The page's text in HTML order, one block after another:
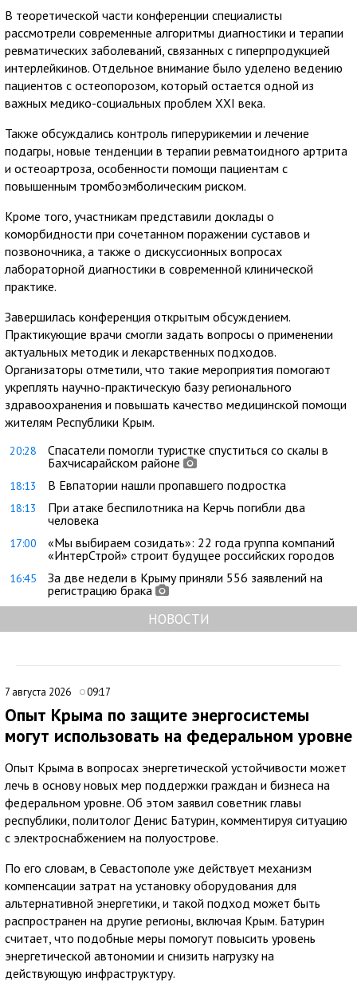
В теоретической части конференции специалисты
рассмотрели современные алгоритмы диагностики и терапии
ревматических заболеваний, связанных с гиперпродукцией
интерлейкинов. Отдельное внимание было уделено ведению
пациентов с остеопорозом, который остается одной из
важных медико-социальных проблем XXI века.
Также обсуждались контроль гиперурикемии и лечение
подагры, новые тенденции в терапии ревматоидного артрита
и остеоартроза, особенности помощи пациентам с
повышенным тромбоэмболическим риском.
Кроме того, участникам представили доклады о
коморбидности при сочетанном поражении суставов и
позвоночника, а также о дискуссионных вопросах
лабораторной диагностики в современной клинической
практике.
Завершилась конференция открытым обсуждением.
Практикующие врачи смогли задать вопросы о применении
актуальных методик и лекарственных подходов.
Организаторы отметили, что такие мероприятия помогают
укреплять научно-практическую базу регионального
здравоохранения и повышать качество медицинской помощи
жителям Республики Крым.
20:28
Спасатели помогли туристке спуститься со скалы в
Бахчисарайском районе
18:13 В Евпатории нашли пропавшего подростка
18:13
При атаке беспилотника на Керчь погибли два
человека
17:00
«Мы выбираем созидать»: 22 года группа компаний
«ИнтерСтрой» строит будущее российских городов
16:45
За две недели в Крыму приняли 556 заявлений на
регистрацию брака
НОВОСТИ
7 августа 2026 09:17
Опыт Крыма по защите энергосистемы
могут использовать на федеральном уровне
Опыт Крыма в вопросах энергетической устойчивости может
лечь в основу новых мер поддержки граждан и бизнеса на
федеральном уровне. Об этом заявил советник главы
республики, политолог Денис Батурин, комментируя ситуацию
с электроснабжением на полуострове.
По его словам, в Севастополе уже действует механизм
компенсации затрат на установку оборудования для
альтернативной энергетики, и такой подход может быть
распространен на другие регионы, включая Крым. Батурин
считает, что подобные меры помогут повысить уровень
энергетической автономии и снизить нагрузку на
действующую инфраструктуру.